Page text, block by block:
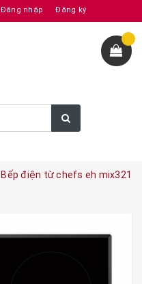
Đăng nhập Đăng ký
Bếp điện từ chefs eh mix321